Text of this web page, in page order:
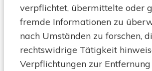
verpflichtet, übermittelte oder
fremde Informationen zu
nach Umständen zu forschen,
rechtswidrige Tätigkeit
Verpflichtungen zur